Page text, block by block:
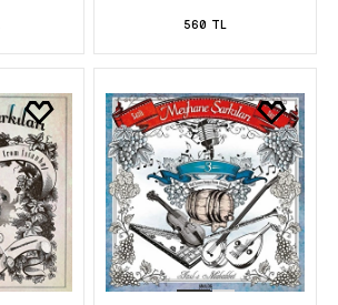
560 TL